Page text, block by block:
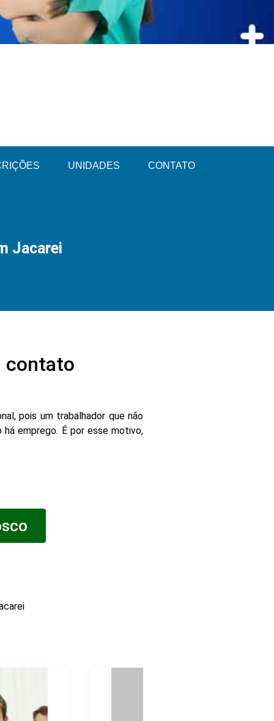
UNIDADES CONTATO
Jacarei
contato
pois um trabalhador que não
emprego. É por esse motivo,